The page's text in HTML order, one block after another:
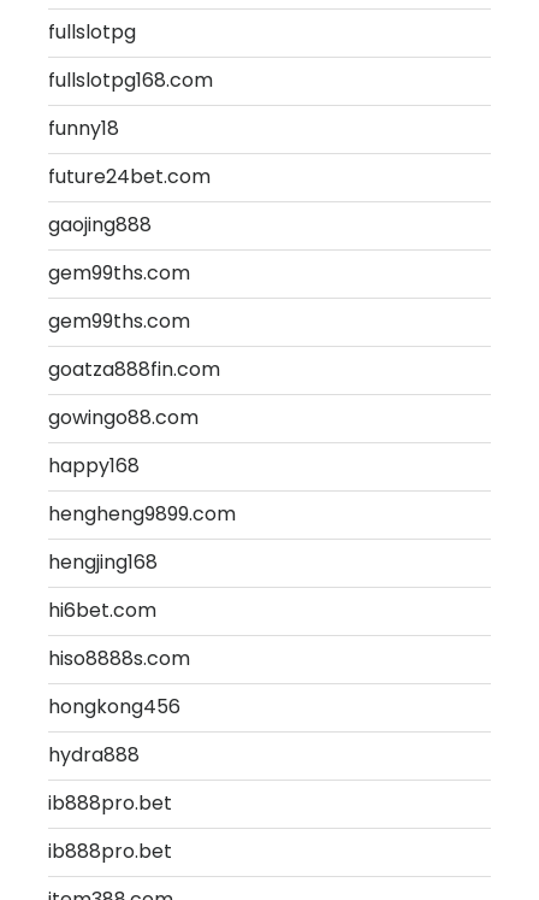
fullslotpg
fullslotpg168.com
funny18
future24bet.com
gaojing888
gem99ths.com
gem99ths.com
goatza888fin.com
gowingo88.com
happy168
hengheng9899.com
hengjing168
hi6bet.com
hiso8888s.com
hongkong456
hydra888
ib888pro.bet
ib888pro.bet